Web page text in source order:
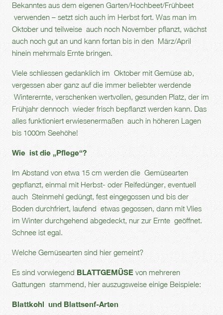
Bekanntes aus dem eigenen Garten/Hochbeet/Frühbeet
verwenden – setzt sich auch im Herbst fort. Was man im
Oktober und teilweise auch noch November pflanzt, wächst
auch noch gut an und kann fortan bis in den März/April
hinein mehrmals Ernte bringen.
Viele schliessen gedanklich im Oktober mit Gemüse ab,
vergessen aber ganz auf die immer beliebter werdende
Winterernte, verschenken wertvollen, gesunden Platz, der im
Frühjahr dennoch wieder frisch bepflanzt werden kann. Das
alles funktioniert erwiesenermaßen auch in höheren Lagen
bis 1000m Seehöhe!
Wie ist die „Pflege“?
Im Abstand von etwa 15 cm werden die Gemüsearten
gepflanzt, einmal mit Herbst- oder Reifedünger, eventuell
auch Steinmehl gedüngt, fest eingegossen und bis der
Boden durchfriert, laufend etwas gegossen, dann mit Vlies
im Winter durchgehend abgedeckt, nur zur Ernte geöffnet.
Schnee ist egal.
Welche Gemüsearten sind hier gemeint?
Es sind vorwiegend BLATTGEMÜSE von mehreren
Gattungen stammend, hier auszugsweise einige Beispiele:
Blattkohl und Blattsenf-Arten